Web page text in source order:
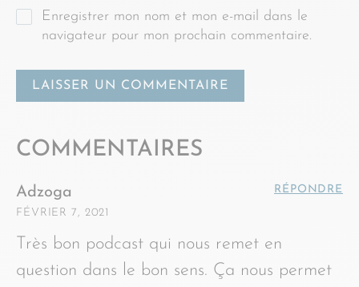
Enregistrer mon nom et mon e-mail dans le
navigateur pour mon prochain commentaire.
COMMENTAIRES
Adzoga
FÉVRIER 7, 2021
RÉPONDRE
Très bon podcast qui nous remet en
question dans le bon sens. Ça nous permet